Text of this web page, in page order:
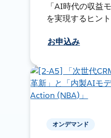
「AI時代の収益
を実現するヒン
お申込み
オンデマンド